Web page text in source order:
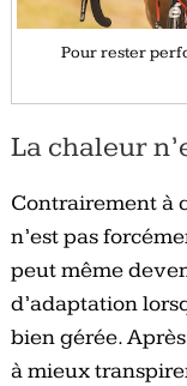
Pour rester
La chaleur
Contrairement à
n’est pas
peut même
d’adaptation
bien gérée.
à mieux